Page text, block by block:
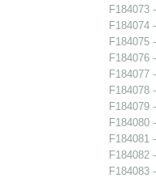
F184073
F184074
F184075
F184076
F184077
F184078
F184079
F184080
F184081
F184082
F184083